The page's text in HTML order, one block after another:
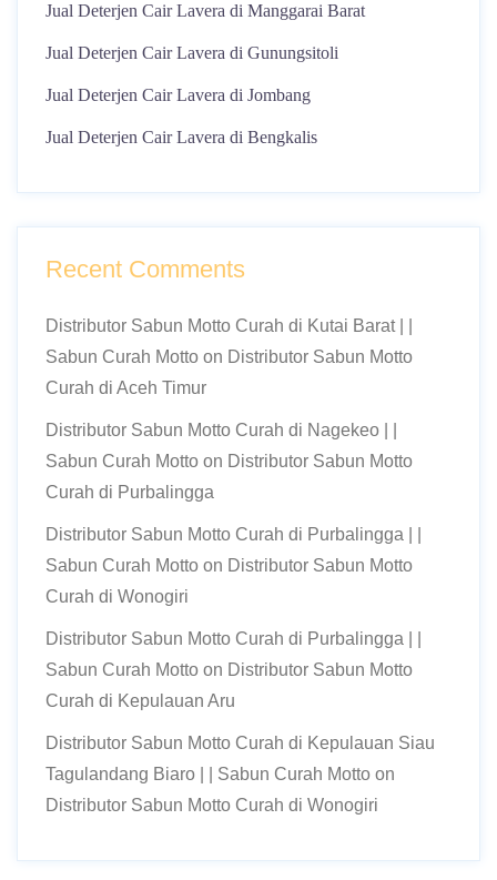
Jual Deterjen Cair Lavera di Manggarai Barat
Jual Deterjen Cair Lavera di Gunungsitoli
Jual Deterjen Cair Lavera di Jombang
Jual Deterjen Cair Lavera di Bengkalis
Recent Comments
Distributor Sabun Motto Curah di Kutai Barat | |
Sabun Curah Motto on Distributor Sabun Motto
Curah di Aceh Timur
Distributor Sabun Motto Curah di Nagekeo | |
Sabun Curah Motto on Distributor Sabun Motto
Curah di Purbalingga
Distributor Sabun Motto Curah di Purbalingga | |
Sabun Curah Motto on Distributor Sabun Motto
Curah di Wonogiri
Distributor Sabun Motto Curah di Purbalingga | |
Sabun Curah Motto on Distributor Sabun Motto
Curah di Kepulauan Aru
Distributor Sabun Motto Curah di Kepulauan Siau
Tagulandang Biaro | | Sabun Curah Motto on
Distributor Sabun Motto Curah di Wonogiri